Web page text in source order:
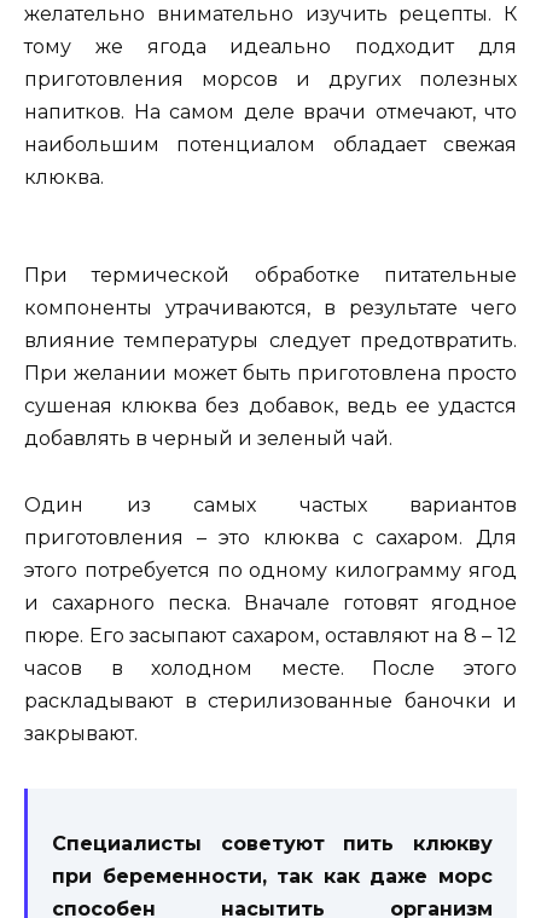
желательно внимательно изучить рецепты. К
тому же ягода идеально подходит для
приготовления морсов и других полезных
напитков. На самом деле врачи отмечают, что
наибольшим потенциалом обладает свежая
клюква.
При термической обработке питательные
компоненты утрачиваются, в результате чего
влияние температуры следует предотвратить.
При желании может быть приготовлена просто
сушеная клюква без добавок, ведь ее удастся
добавлять в черный и зеленый чай.
Один из самых частых вариантов
приготовления – это клюква с сахаром. Для
этого потребуется по одному килограмму ягод
и сахарного песка. Вначале готовят ягодное
пюре. Его засыпают сахаром, оставляют на 8 – 12
часов в холодном месте. После этого
раскладывают в стерилизованные баночки и
закрывают.
Специалисты советуют пить клюкву
при беременности, так как даже морс
способен насытить организм